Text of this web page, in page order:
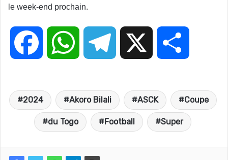
le week-end prochain.
c a l r
2024 Akoro Bilali ASCK Coupe
du Togo Football Super